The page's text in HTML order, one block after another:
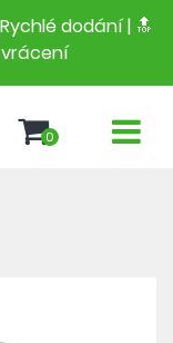
Rychlé dodání | 🔝
vrácení
0